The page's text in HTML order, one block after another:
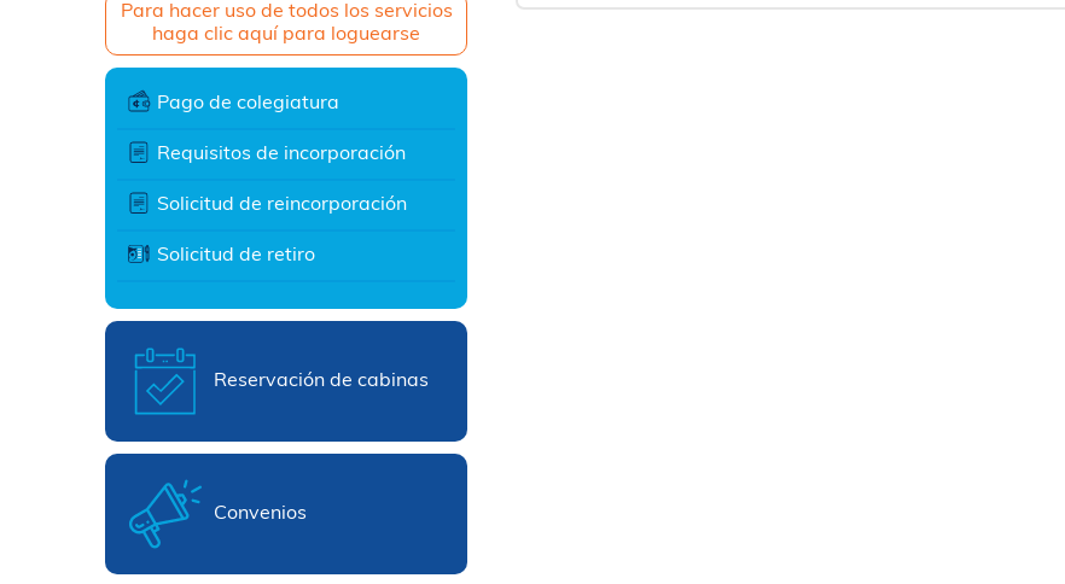
Para hacer uso de todos los servicios
haga clic aquí para loguearse
Pago de colegiatura
Requisitos de incorporación
Solicitud de reincorporación
Solicitud de retiro
Reservación de cabinas
Convenios